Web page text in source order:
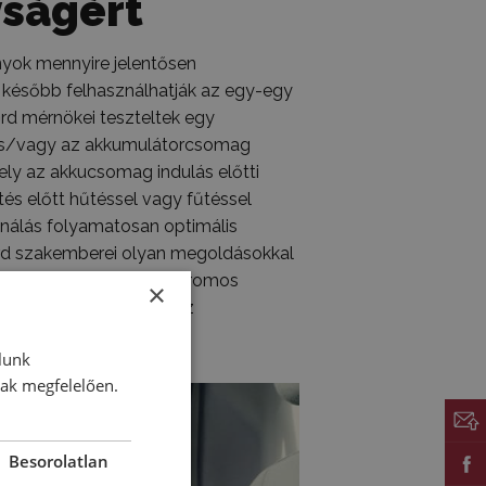
mennyire jelentősen
felhasználhatják az egy-egy
mérnökei teszteltek egy
vagy az akkumulátorcsomag
az akkucsomag indulás előtti
előtt hűtéssel vagy fűtéssel
folyamatosan optimális
szakemberei olyan megoldásokkal
a fülkében. Az új, elektromos
kap majd az
×
megfelelően.
Besorolatlan